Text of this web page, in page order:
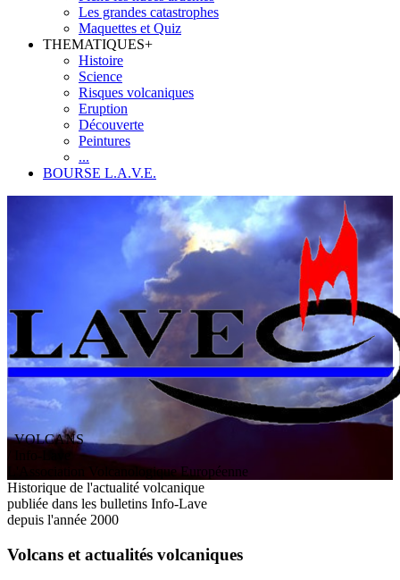
Les grandes catastrophes
Maquettes et Quiz
THEMATIQUES+
Histoire
Science
Risques volcaniques
Eruption
Découverte
Peintures
...
BOURSE L.A.V.E.
VOLCANS
ssociation V olcanologiqueEuropéenne
Historique de l'actualité volcanique
publiée dans les bulletins Info-Lave
depuis l'année 2000
Volcans et actualités volcaniques